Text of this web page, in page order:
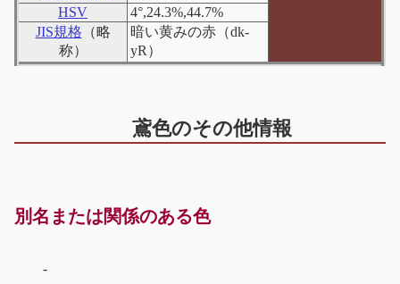
HSV
4°,24.3%,44.7%
JIS規格 （略
称）
暗い黄みの赤（dk-
yR）
鳶色のその他情報
別名または関係のある色
-